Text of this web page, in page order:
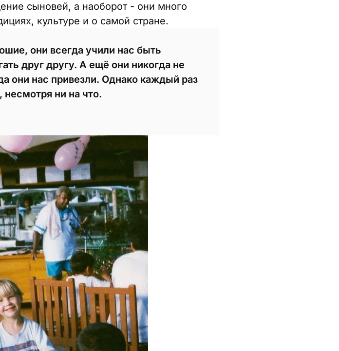
сыновей, а наоборот - они много
культуре и о самой стране.
они всегда учили нас быть
друг другу. А ещё они никогда не
они нас привезли. Однако каждый раз
ни на что.